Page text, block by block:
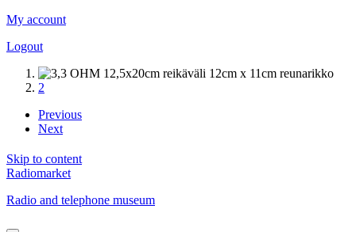
My account
Logout
1
2
Previous
Next
Skip to content
Radiomarket
Radio and telephone museum